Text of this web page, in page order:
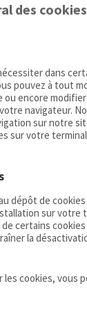
des cookies
dans
pouvez à tout
ou encore
navigateur.
sur notre
sur votre
dépôt de
sur votre
certains
la
les cookies, vous